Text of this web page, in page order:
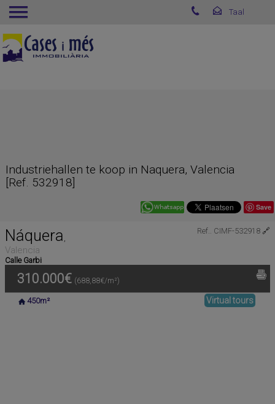
Industriehallen te koop in Naquera, Valencia
[Ref. 532918]
Save
Ref.. CIMF-532918 🔗
Náquera ,
Valencia
Calle Garbi
310.000€ (688,88€/m²)
450m² Virtual tours